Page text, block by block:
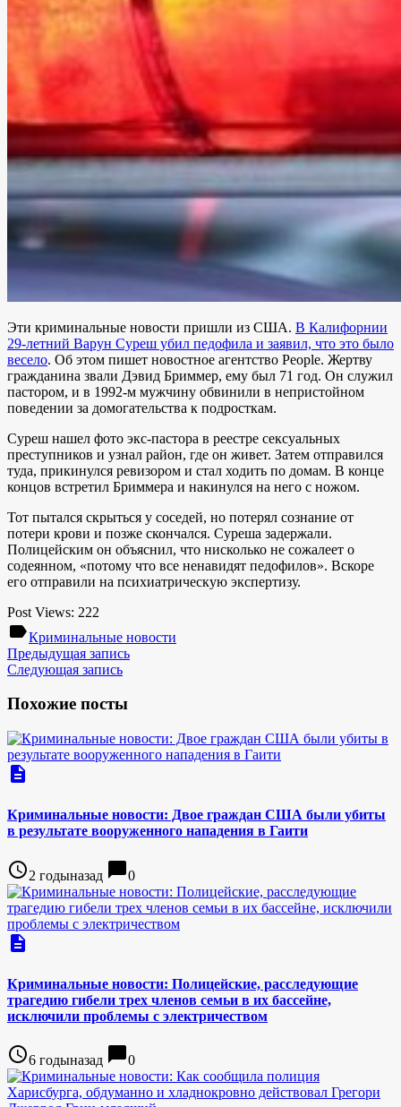
Эти криминальные новости пришли из США. В Калифорнии
29-летний Варун Суреш убил педофила и заявил, что это было
весело. Об этом пишет новостное агентство People. Жертву
гражданина звали Дэвид Бриммер, ему был 71 год. Он служил
пастором, и в 1992-м мужчину обвинили в непристойном
поведении за домогательства к подросткам.
Суреш нашел фото экс-пастора в реестре сексуальных
преступников и узнал район, где он живет. Затем отправился
туда, прикинулся ревизором и стал ходить по домам. В конце
концов встретил Бриммера и накинулся на него с ножом.
Тот пытался скрыться у соседей, но потерял сознание от
потери крови и позже скончался. Суреша задержали.
Полицейским он объяснил, что нисколько не сожалеет о
содеянном, «потому что все ненавидят педофилов». Вскоре
его отправили на психиатрическую экспертизу.
Post Views: 222
labelКриминальные новости
Предыдущая запись
Следующая запись
Похожие посты
description
Криминальные новости: Двое граждан США были убиты
в результате вооруженного нападения в Гаити
access_time2 годыназад chat_bubble0
description
Криминальные новости: Полицейские, расследующие
трагедию гибели трех членов семьи в их бассейне,
исключили проблемы с электричеством
access_time6 годыназад chat_bubble0